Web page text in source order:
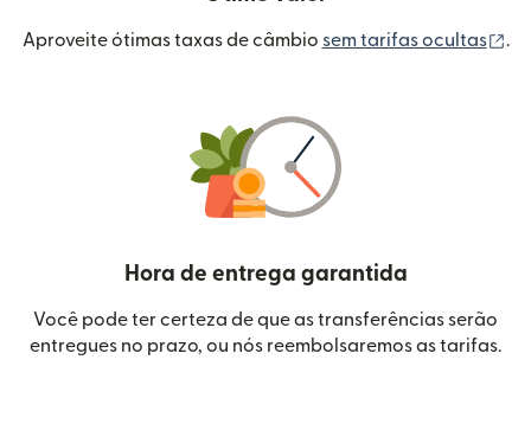
Aproveite ótimas taxas de câmbio sem tarifas ocultas .
Hora de entrega garantida
Você pode ter certeza de que as transferências serão
entregues no prazo, ou nós reembolsaremos as tarifas.